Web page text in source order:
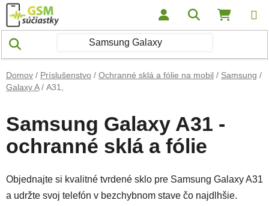
Prejsť na obsah Hľadať
Domov / Príslušenstvo / Ochranné sklá a fólie na mobil / Samsung /
Galaxy A / A31,
Samsung Galaxy A31 -
ochranné sklá a fólie
Objednajte si kvalitné tvrdené sklo pre Samsung Galaxy A31
a udržte svoj telefón v bezchybnom stave čo najdlhšie.